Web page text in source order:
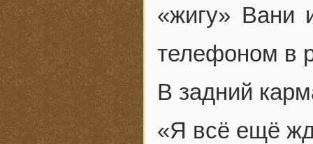
«жигу» Вани
телефоном в
В задний
«Я всё ещё